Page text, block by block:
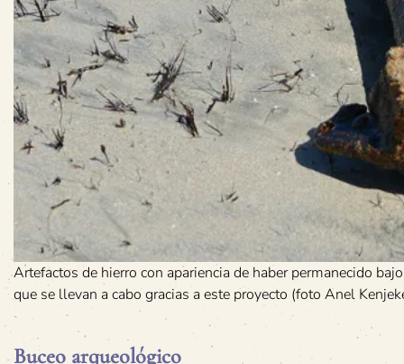
Artefactos de hierro con apariencia de haber permanecido
que se llevan a cabo gracias a este proyecto (foto Anel
Buceo arqueológico